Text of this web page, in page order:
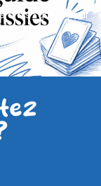
amis : guide pour